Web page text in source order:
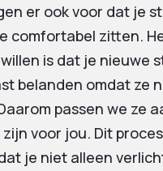
er ook voor dat je
comfortabel zitten.
is dat je nieuwe
belanden omdat ze
passen we ze
voor jou. Dit
je niet alleen